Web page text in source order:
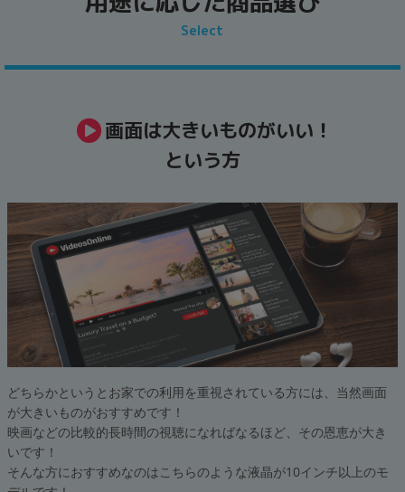
Select
画面は大きいものがいい！
という方
どちらかというとお家での利用を重視されている方には、当然画面
が大きいものがおすすめです！
映画などの比較的長時間の視聴になればなるほど、その恩恵が大き
いです！
そんな方におすすめなのはこちらのような液晶が10インチ以上のモ